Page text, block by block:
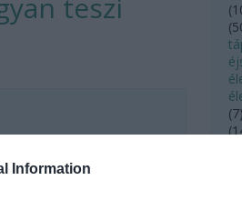
Information
teszi
stressz és az
(
(
(7)
(